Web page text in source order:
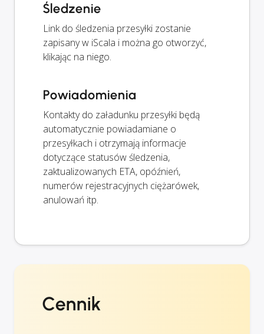
Śledzenie
Link do śledzenia przesyłki zostanie
zapisany w iScala i można go otworzyć,
klikając na niego.
Powiadomienia
Kontakty do załadunku przesyłki będą
automatycznie powiadamiane o
przesyłkach i otrzymają informacje
dotyczące statusów śledzenia,
zaktualizowanych ETA, opóźnień,
numerów rejestracyjnych ciężarówek,
anulowań itp.
Cennik